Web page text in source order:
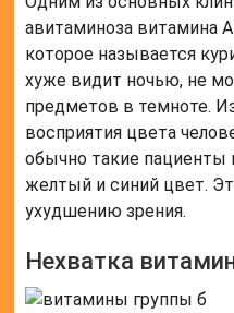
авитаминоза витамина
которое называется
хуже видит ночью, не
предметов в темноте.
восприятия цвета
обычно такие
желтый и синий цвет.
ухудшению зрения.
Нехватка